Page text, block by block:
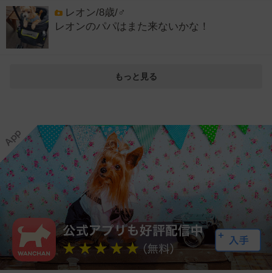
レオン/8歳/♂
レオンのパパはまた来ないかな！
もっと見る